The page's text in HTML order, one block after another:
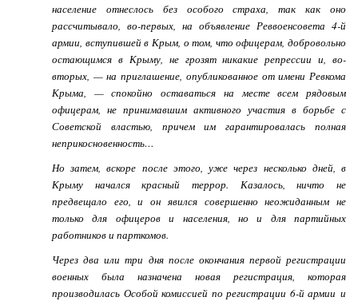
население отнеслось без особого страха, так как оно
рассчитывало, во-первых, на объявление Реввоенсовета 4-й
армии, вступившей в Крым, о том, что офицерам, добровольно
остающимся в Крыму, не грозят никакие репрессии и, во-
вторых, — на приглашение, опубликованное от имени Ревкома
Крыма, — спокойно оставаться на месте всем рядовым
офицерам, не принимавшим активного участия в борьбе с
Советской властью, причем им гарантировалась полная
неприкосновенность…
Но затем, вскоре после этого, уже через несколько дней, в
Крыму начался красный террор. Казалось, ничто не
предвещало его, и он явился совершенно неожиданным не
только для офицеров и населения, но и для партийных
работников и парткомов.
Через два или три дня после окончания первой регистрации
военных была назначена новая регистрация, которая
производилась Особой комиссией по регистрации 6-й армии и